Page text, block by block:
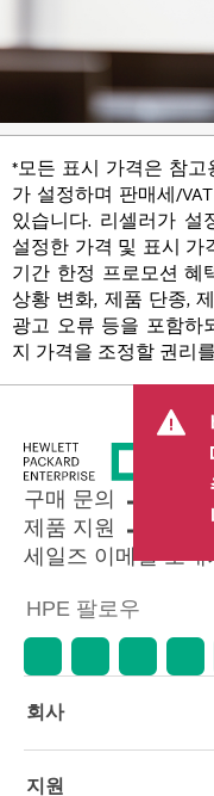
*모든 표시 가격은 참
가 설정하며 판매세/
있습니다. 리셀러가 설
설정한 가격 및 표시 가
기간 한정 프로모션 혜
상황 변화, 제품 단종,
광고 오류 등을 포함하
지 가격을 조정할 권리
구매 문의
제품 지원
세일즈 이메일 보내
HPE 팔로우
회사
HPE 소개
지원